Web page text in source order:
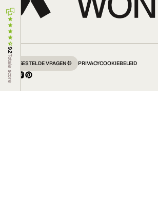
9.2
Totale score
VEELGESTELDE VRAGEN PRIVACYCOOKIEBELEID